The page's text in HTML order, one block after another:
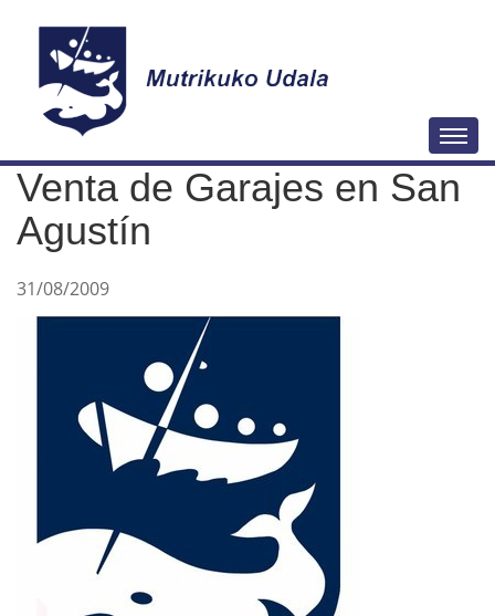
a
Venta de Garajes en San
Agustín
31/08/2009